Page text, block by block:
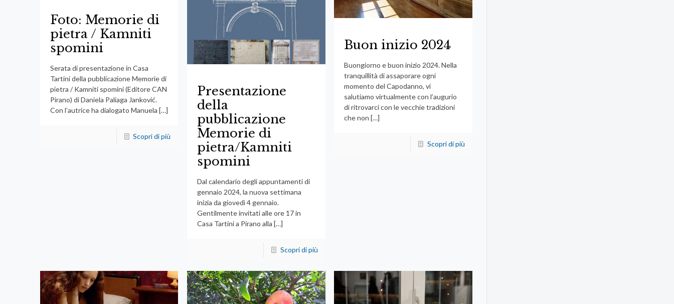
Foto: Memorie di
pietra / Kamniti
spomini
Serata di presentazione in Casa
Tartini della pubblicazione Memorie di
pietra / Kamniti spomini (Editore CAN
Pirano) di Daniela Paliaga Janković.
Con l’autrice ha dialogato Manuela […]
Scopri di più
Presentazione
della
pubblicazione
Memorie di
pietra/Kamniti
spomini
Dal calendario degli appuntamenti di
gennaio 2024, la nuova settimana
inizia da giovedì 4 gennaio.
Gentilmente invitati alle ore 17 in
Casa Tartini a Pirano alla […]
Scopri di più
Buon inizio 2024
Buongiorno e buon inizio 2024. Nella
tranquillità di assaporare ogni
momento del Capodanno, vi
salutiamo virtualmente con l’augurio
di ritrovarci con le vecchie tradizioni
che non […]
Scopri di più